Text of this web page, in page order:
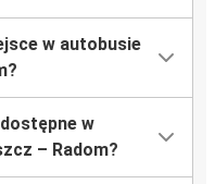
w autobusie
w
– Radom?